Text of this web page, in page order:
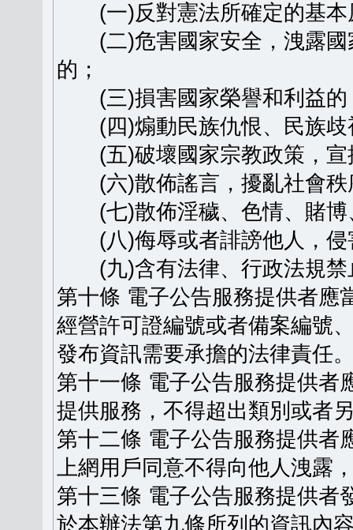
(一)反對憲法所確定的基本
(二)危害國家安全，洩露國
的；
(三)損害國家榮譽和利益的
(四)煽動民族仇恨、民族歧
(五)破壞國家宗教政策，宣
(六)散佈謠言，擾亂社會秩
(七)散佈淫穢、色情、賭博
(八)侮辱或者誹謗他人，侵
(九)含有法律、行政法規禁
第十條 電子公告服務提供者應
經營許可證編號或者備案編號
發布資訊需要承擔的法律責任
第十一條 電子公告服務提供者
提供服務，不得超出類別或者
第十二條 電子公告服務提供者
上網用戶同意不得向他人洩露
第十三條 電子公告服務提供者
於本辦法第九條所列的資訊內